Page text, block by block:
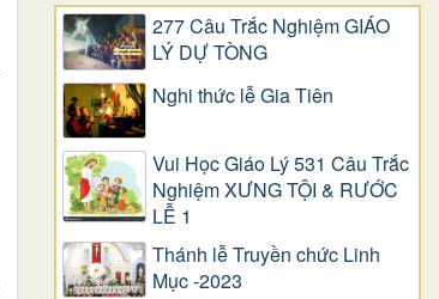
277 Câu Trắc Nghiệm GIÁO
LÝ DỰ TÒNG
Nghi thức lễ Gia Tiên
Vui Học Giáo Lý 531 Câu Trắc
Nghiệm XƯNG TỘI & RƯỚC
LỄ 1
Thánh lễ Truyền chức Linh
Mục -2023